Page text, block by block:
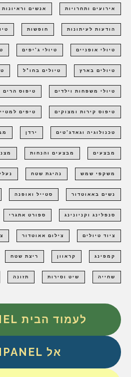
אירועים ותחרויות אנשים וראיונות
הודעות לעיתונות חופשות
טיולי אופניים טיולי ג'יפים
טיולים בארץ טיולים בחו"ל
טיולי משפחות וילדים טיפוס הרים
טיפוס קירות ומצוקים טיפים
טכנולוגיה וגאדג'טים ירדן
מבצעים מבצעים והנחות
משקפי שמש נהיגת שטח
נשים באאוטדור סטייל ואופנה
סנפלינג וקניונינג ספורט אתגרי
ציוד טיולים צילום אאוטדור
קמפינג קראוון ריצת שטח
שחייה שיט וסירות תזונה
לעמוד הבית OUTPANEL
אל RUNPANEL